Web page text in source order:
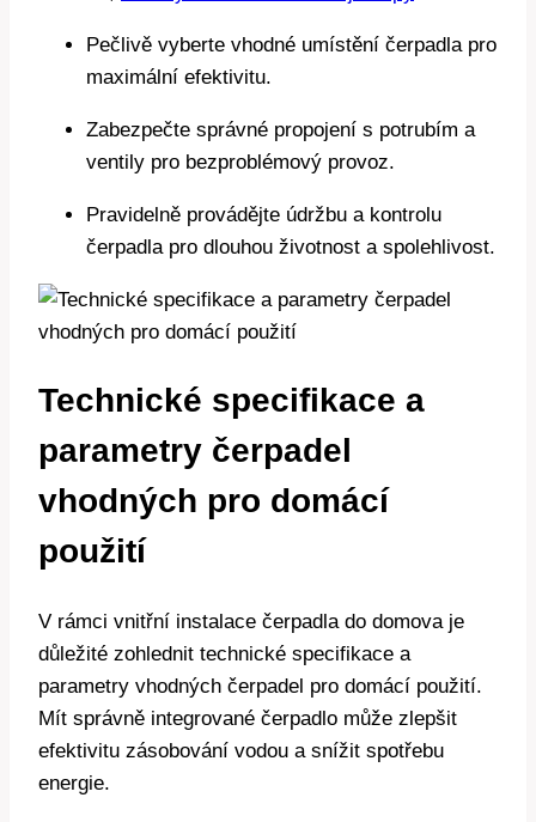
Pečlivě vyberte vhodné umístění čerpadla pro
maximální efektivitu.
Zabezpečte správné propojení s potrubím a
ventily pro bezproblémový provoz.
Pravidelně provádějte údržbu a kontrolu
čerpadla pro dlouhou životnost a spolehlivost.
Technické specifikace a
parametry čerpadel
vhodných pro domácí
použití
V rámci vnitřní instalace čerpadla do domova je
důležité zohlednit technické specifikace a
parametry vhodných čerpadel pro domácí použití.
Mít správně integrované čerpadlo může zlepšit
efektivitu zásobování vodou a snížit spotřebu
energie.